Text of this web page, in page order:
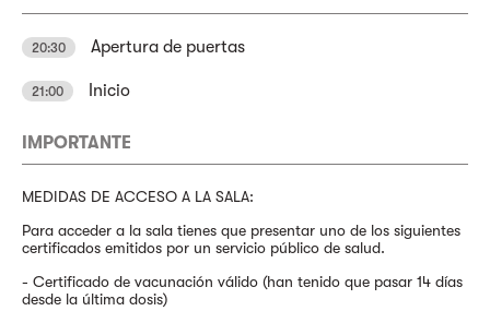
20:30 Apertura de puertas
21:00 Inicio
IMPORTANTE
MEDIDAS DE ACCESO A LA SALA:
Para acceder a la sala tienes que presentar uno de los siguientes
certificados emitidos por un servicio público de salud.
- Certificado de vacunación válido (han tenido que pasar 14 días
desde la última dosis)